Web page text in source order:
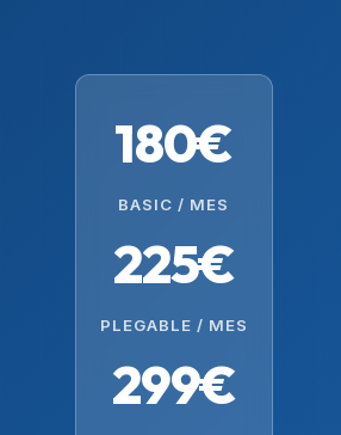
180€
BASIC / MES
225€
PLEGABLE / MES
299€